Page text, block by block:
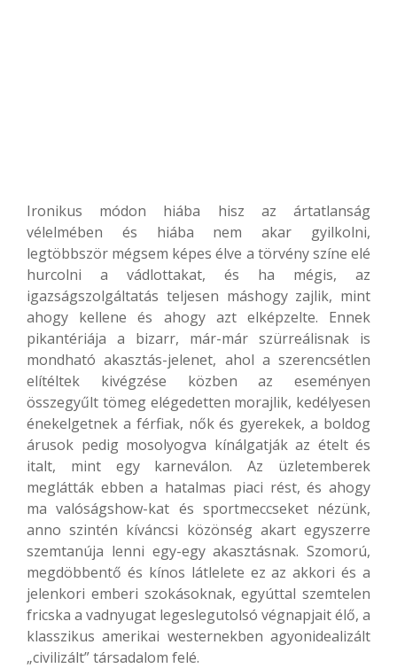
Ironikus módon hiába hisz az ártatlanság
vélelmében és hiába nem akar gyilkolni,
legtöbbször mégsem képes élve a törvény színe elé
hurcolni a vádlottakat, és ha mégis, az
igazságszolgáltatás teljesen máshogy zajlik, mint
ahogy kellene és ahogy azt elképzelte. Ennek
pikantériája a bizarr, már-már szürreálisnak is
mondható akasztás-jelenet, ahol a szerencsétlen
elítéltek kivégzése közben az eseményen
összegyűlt tömeg elégedetten morajlik, kedélyesen
énekelgetnek a férfiak, nők és gyerekek, a boldog
árusok pedig mosolyogva kínálgatják az ételt és
italt, mint egy karneválon. Az üzletemberek
meglátták ebben a hatalmas piaci rést, és ahogy
ma valóságshow-kat és sportmeccseket nézünk,
anno szintén kíváncsi közönség akart egyszerre
szemtanúja lenni egy-egy akasztásnak. Szomorú,
megdöbbentő és kínos látlelete ez az akkori és a
jelenkori emberi szokásoknak, egyúttal szemtelen
fricska a vadnyugat legeslegutolsó végnapjait élő, a
klasszikus amerikai westernekben agyonidealizált
„civilizált” társadalom felé.